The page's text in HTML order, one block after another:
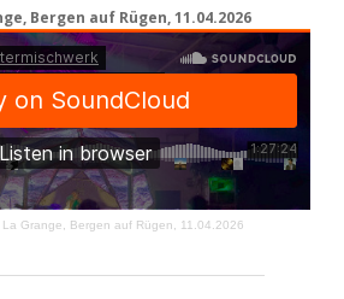
Bergen auf Rügen, 11.04.2026
La Grange, Bergen auf Rügen, 11.04.2026